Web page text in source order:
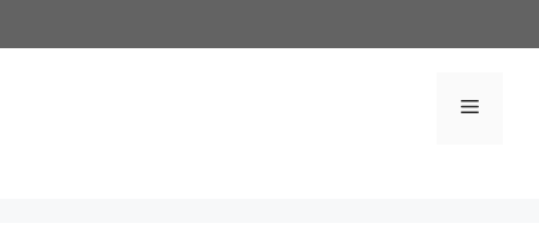
al
Menú